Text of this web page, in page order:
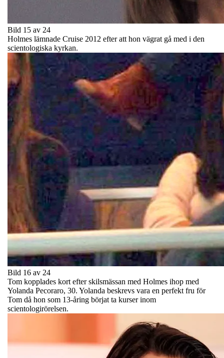
Bild 15 av 24
Holmes lämnade Cruise 2012 efter att hon vägrat gå med i den
scientologiska kyrkan.
Bild 16 av 24
Tom kopplades kort efter skilsmässan med Holmes ihop med
Yolanda Pecoraro, 30. Yolanda beskrevs vara en perfekt fru för
Tom då hon som 13-åring börjat ta kurser inom
scientologirörelsen.